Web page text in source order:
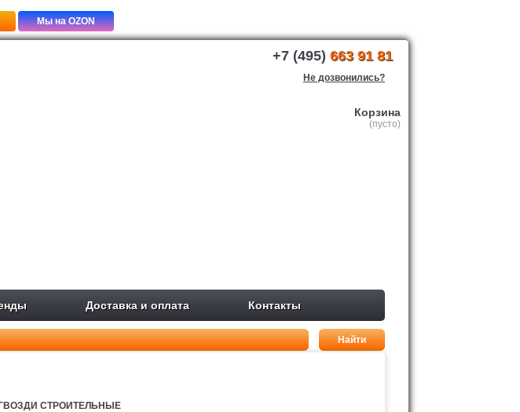
Мы на OZON
+7 (495) 663 91 81
Не дозвонились?
Корзина
(пусто)
Доставка и оплата Контакты
ГВОЗДИ СТРОИТЕЛЬНЫЕ